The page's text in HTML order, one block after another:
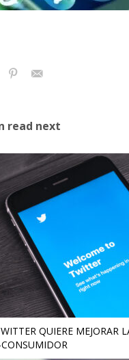
read next
QUIERE MEJORAR